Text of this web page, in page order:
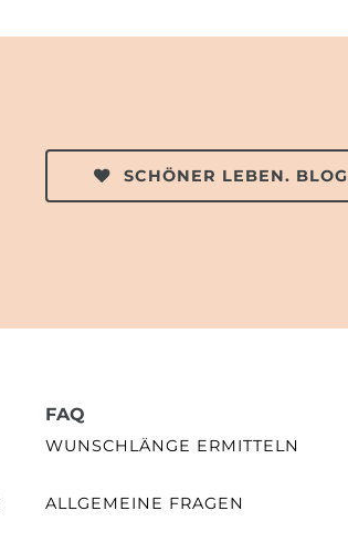
SCHÖNER LEBEN. BLOG
FAQ
WUNSCHLÄNGE ERMITTELN
ALLGEMEINE FRAGEN